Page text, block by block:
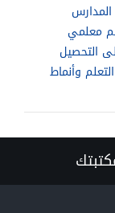
معلمي
التحصيل
وأنماط